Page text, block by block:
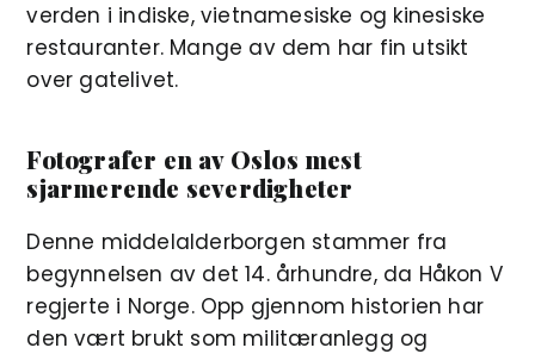
verden i indiske, vietnamesiske og kinesiske
restauranter. Mange av dem har fin utsikt
over gatelivet.
Fotografer en av Oslos mest
sjarmerende severdigheter
Denne middelalderborgen stammer fra
begynnelsen av det 14. århundre, da Håkon V
regjerte i Norge. Opp gjennom historien har
den vært brukt som militæranlegg og